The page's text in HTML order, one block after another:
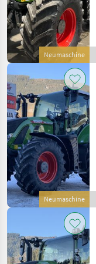
Neumaschine
Neumaschine